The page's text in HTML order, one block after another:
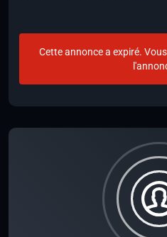
Cette annonce a expiré.